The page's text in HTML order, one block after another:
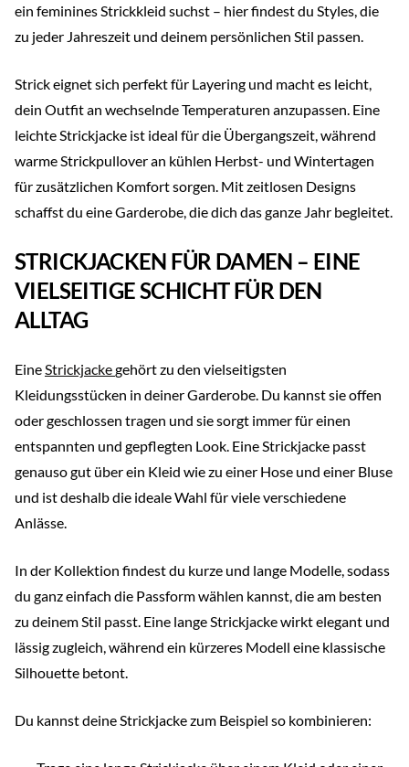
ein feminines Strickkleid suchst – hier findest du Styles, die
zu jeder Jahreszeit und deinem persönlichen Stil passen.
Strick eignet sich perfekt für Layering und macht es leicht,
dein Outfit an wechselnde Temperaturen anzupassen. Eine
leichte Strickjacke ist ideal für die Übergangszeit, während
warme Strickpullover an kühlen Herbst- und Wintertagen
für zusätzlichen Komfort sorgen. Mit zeitlosen Designs
schaffst du eine Garderobe, die dich das ganze Jahr begleitet.
STRICKJACKEN FÜR DAMEN – EINE
VIELSEITIGE SCHICHT FÜR DEN
ALLTAG
EineStrickjackegehört zu den vielseitigsten
Kleidungsstücken in deiner Garderobe. Du kannst sie offen
oder geschlossen tragen und sie sorgt immer für einen
entspannten und gepflegten Look. Eine Strickjacke passt
genauso gut über ein Kleid wie zu einer Hose und einer Bluse
und ist deshalb die ideale Wahl für viele verschiedene
Anlässe.
In der Kollektion findest du kurze und lange Modelle, sodass
du ganz einfach die Passform wählen kannst, die am besten
zu deinem Stil passt. Eine lange Strickjacke wirkt elegant und
lässig zugleich, während ein kürzeres Modell eine klassische
Silhouette betont.
Du kannst deine Strickjacke zum Beispiel so kombinieren: